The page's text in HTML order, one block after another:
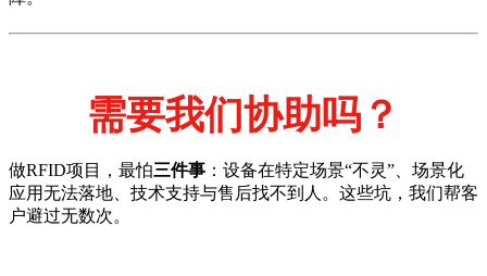
需要我们协助吗？
做RFID项目，最怕三件事 ：设备在特定场景“不灵”、场景化
应用无法落地、技术支持与售后找不到人。这些坑，我们帮客
户避过无数次。